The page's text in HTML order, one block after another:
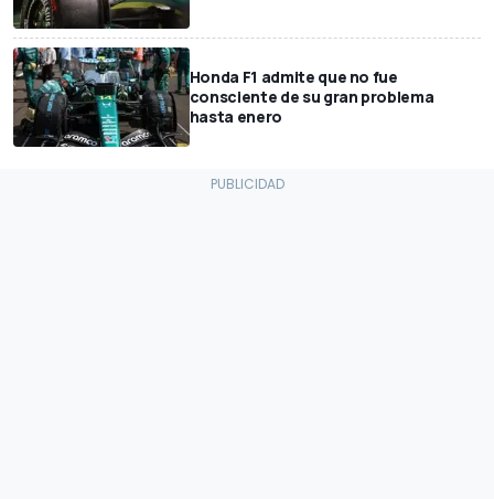
Honda F1 admite que no fue
consciente de su gran problema
hasta enero